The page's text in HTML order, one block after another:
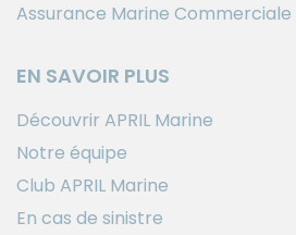
Assurance Marine Commerciale
EN SAVOIR PLUS
Découvrir APRIL Marine
Notre équipe
Club APRIL Marine
En cas de sinistre